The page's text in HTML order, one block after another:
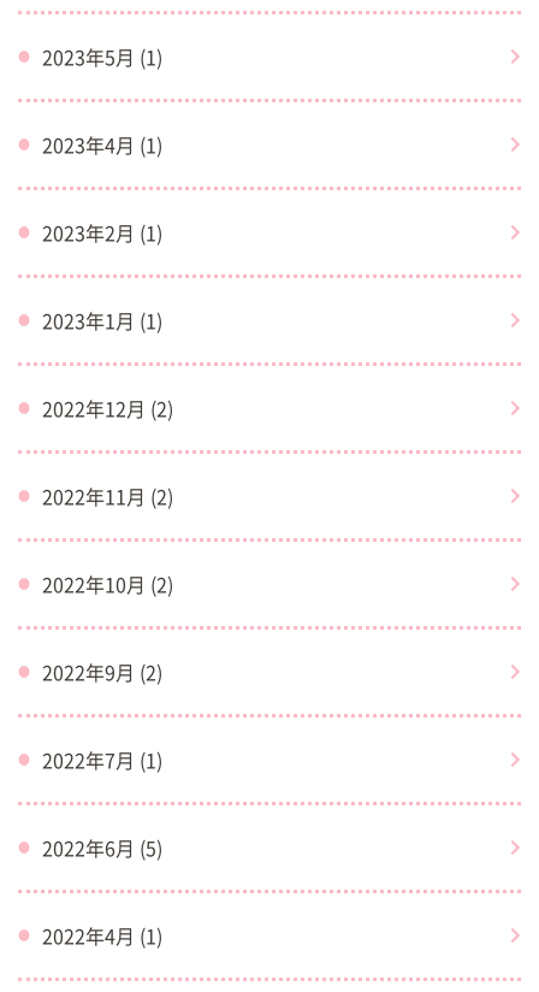
2023年5月 (1)
2023年4月 (1)
2023年2月 (1)
2023年1月 (1)
2022年12月 (2)
2022年11月 (2)
2022年10月 (2)
2022年9月 (2)
2022年7月 (1)
2022年6月 (5)
2022年4月 (1)